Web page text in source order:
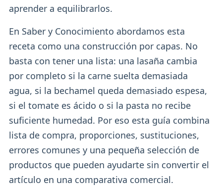
aprender a equilibrarlos.
En Saber y Conocimiento abordamos esta
receta como una construcción por capas. No
basta con tener una lista: una lasaña cambia
por completo si la carne suelta demasiada
agua, si la bechamel queda demasiado espesa,
si el tomate es ácido o si la pasta no recibe
suficiente humedad. Por eso esta guía combina
lista de compra, proporciones, sustituciones,
errores comunes y una pequeña selección de
productos que pueden ayudarte sin convertir el
artículo en una comparativa comercial.